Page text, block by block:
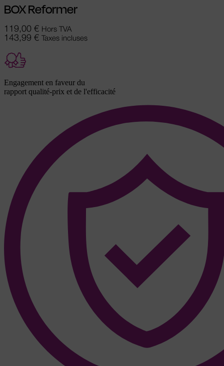
BOX Reformer
119,00 € Hors TVA
143,99 € Taxes incluses
Engagement en faveur du
rapport qualité-prix et de l'efficacité